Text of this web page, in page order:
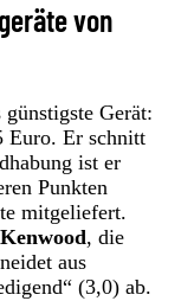
von
Gerät:
Euro. Er schnitt
ist er
Punkten
mitgeliefert.
Kenwood, die
aus
(3,0) ab.